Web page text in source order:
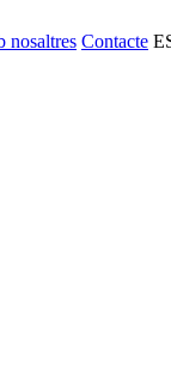
nosaltres Contacte